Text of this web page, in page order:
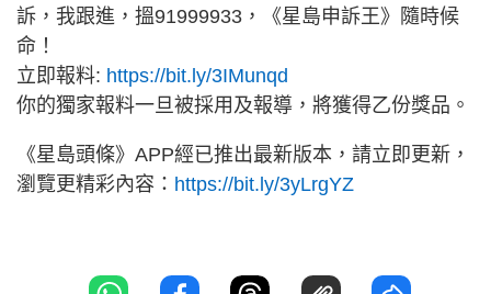
訴，我跟進，搵91999933，《星島申訴王》隨時候
命！
立即報料: https://bit.ly/3IMunqd
你的獨家報料一旦被採用及報導，將獲得乙份獎品。
《星島頭條》APP經已推出最新版本，請立即更新，
瀏覽更精彩內容： https://bit.ly/3yLrgYZ